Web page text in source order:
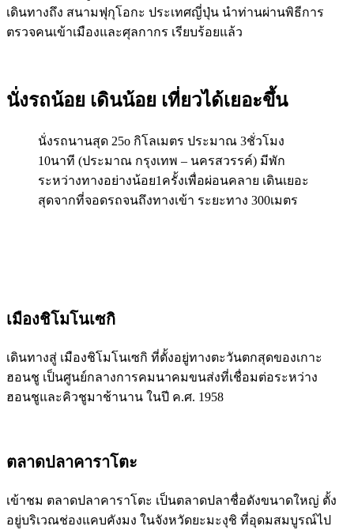
เดินทางถึง สนามฟุกุโอกะ ประเทศญี่ปุ่น นำท่านผ่านพิธีการ
ตรวจคนเข้าเมืองและศุลกากร เรียบร้อยแล้ว
นั่งรถน้อย เดินน้อย เที่ยวได้เยอะขึ้น
นั่งรถนานสุด 25o กิโลเมตร ประมาณ 3ชั่วโมง
10นาที (ประมาณ กรุงเทพ – นครสวรรค์) มีพัก
ระหว่างทางอย่างน้อย1ครั้งเพื่อผ่อนคลาย เดินเยอะ
สุดจากที่จอดรถจนถึงทางเข้า ระยะทาง 300เมตร
เมืองชิโมโนเซกิ
เดินทางสู่ เมืองชิโมโนเซกิ ที่ตั้งอยู่ทางตะวันตกสุดของเกาะ
ฮอนชู เป็นศูนย์กลางการคมนาคมขนส่งที่เชื่อมต่อระหว่าง
ฮอนชูและคิวชูมาช้านาน ในปี ค.ศ. 1958
ตลาดปลาคาราโตะ
เข้าชม ตลาดปลาคาราโตะ เป็นตลาดปลาชื่อดังขนาดใหญ่ ตั้ง
อยู่บริเวณช่องแคบคังมง ในจังหวัดยะมะงุชิ ที่อุดมสมบูรณ์ไป